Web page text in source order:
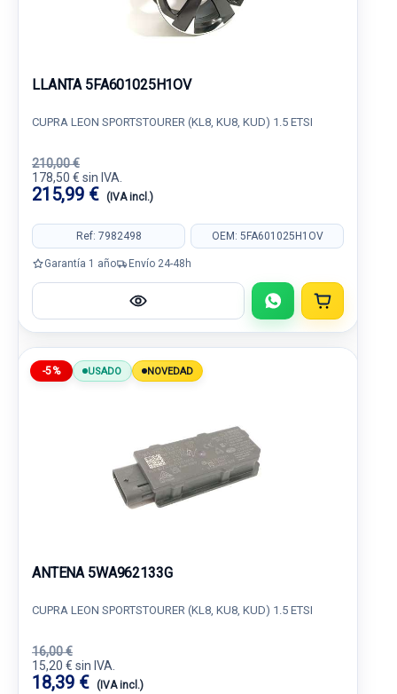
LLANTA 5FA601025H1OV
CUPRA LEON SPORTSTOURER (KL8, KU8, KUD) 1.5 ETSI
210,00 €
178,50 € sin IVA.
215,99 € (IVA incl.)
Ref: 7982498 OEM: 5FA601025H1OV
Garantía 1 año Envío 24-48h
-5% USADO NOVEDAD
ANTENA 5WA962133G
CUPRA LEON SPORTSTOURER (KL8, KU8, KUD) 1.5 ETSI
16,00 €
15,20 € sin IVA.
18,39 € (IVA incl.)